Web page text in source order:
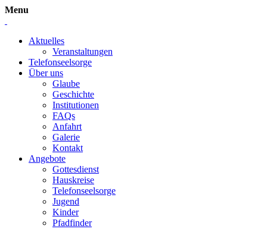
Menu
Aktuelles
Veranstaltungen
Telefonseelsorge
Über uns
Glaube
Geschichte
Institutionen
FAQs
Anfahrt
Galerie
Kontakt
Angebote
Gottesdienst
Hauskreise
Telefonseelsorge
Jugend
Kinder
Pfadfinder